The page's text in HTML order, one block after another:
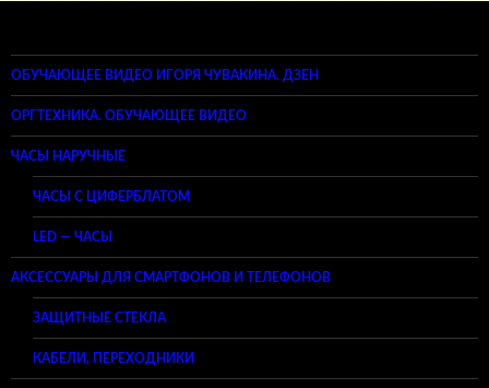
ОБУЧАЮЩЕЕ ВИДЕО ИГОРЯ ЧУВАКИНА. ДЗЕН
ОРГТЕХНИКА. ОБУЧАЮЩЕЕ ВИДЕО
ЧАСЫ НАРУЧНЫЕ
ЧАСЫ С ЦИФЕРБЛАТОМ
LED — ЧАСЫ
АКСЕССУАРЫ ДЛЯ СМАРТФОНОВ И ТЕЛЕФОНОВ
ЗАЩИТНЫЕ СТЕКЛА
КАБЕЛИ, ПЕРЕХОДНИКИ